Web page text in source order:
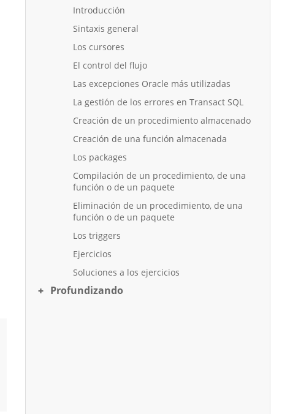
Introducción
Sintaxis general
Los cursores
El control del flujo
Las excepciones Oracle más utilizadas
La gestión de los errores en Transact SQL
Creación de un procedimiento almacenado
Creación de una función almacenada
Los packages
Compilación de un procedimiento, de una
función o de un paquete
Eliminación de un procedimiento, de una
función o de un paquete
Los triggers
Ejercicios
Soluciones a los ejercicios
Profundizando